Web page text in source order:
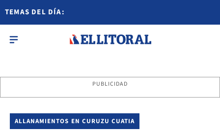
TEMAS DEL DÍA:
PUBLICIDAD
ALLANAMIENTOS EN CURUZU CUATIA